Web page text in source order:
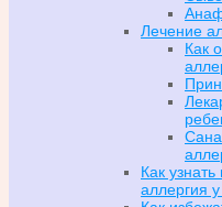
Лечение
Как
Как узнать
аллергия